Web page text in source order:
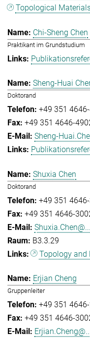
Topological
Chi-Sheng Chen
Praktikant im Grundstudium
Sheng-Huai
Doktorand
+49 351
+49 351 4646-
Sheng-
Shuxia Chen
Doktorand
+49 351
+49 351 4646-
Shuxia.Chen@...
B3.3.29
Topology and
Erjian Cheng
Gruppenleiter
+49 351
+49 351 4646-